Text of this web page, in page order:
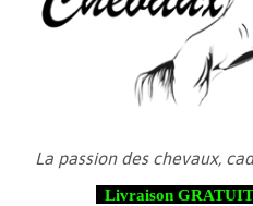
La passion des chevaux,
Livraison